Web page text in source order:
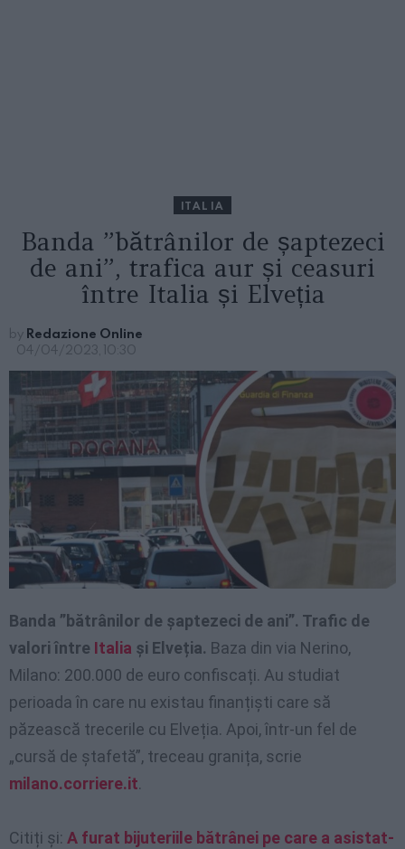
ITALIA
Banda ”bătrânilor de șaptezeci
de ani”, trafica aur și ceasuri
între Italia și Elveția
by Redazione Online
04/04/2023, 10:30
Banda ”bătrânilor de șaptezeci de ani”. Trafic de
valori între Italia și Elveția. Baza din via Nerino,
Milano: 200.000 de euro confiscați. Au studiat
perioada în care nu existau finanțiști care să
păzească trecerile cu Elveția. Apoi, într-un fel de
„cursă de ștafetă”, treceau granița, scrie
milano.corriere.it.
Citiți și: A furat bijuteriile bătrânei pe care a asistat-